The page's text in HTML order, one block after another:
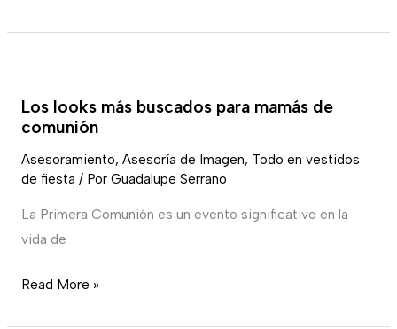
Los looks más buscados para mamás de
comunión
Asesoramiento, Asesoría de Imagen, Todo en vestidos
de fiesta / Por Guadalupe Serrano
La Primera Comunión es un evento significativo en la
vida de
más
buscados
para
mamás
de
comunión
Read More »